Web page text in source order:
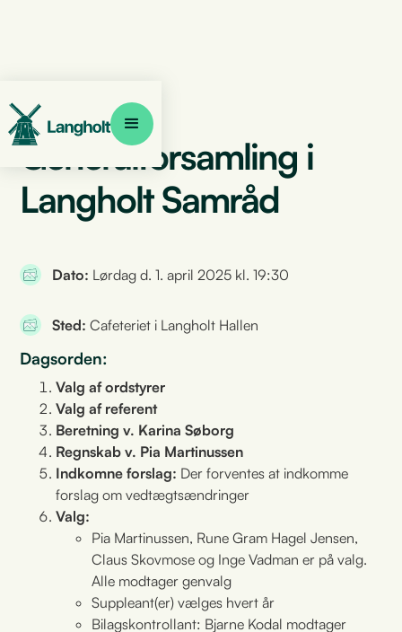
Generalforsamling i
Langholt Samråd
Dato: Lørdag d. 1. april 2025 kl. 19:30
Sted: Cafeteriet i Langholt Hallen
Dagsorden:
Valg af ordstyrer
Valg af referent
Beretning v. Karina Søborg
Regnskab v. Pia Martinussen
Indkomne forslag: Der forventes at indkomme
forslag om vedtægtsændringer
Valg:
Pia Martinussen, Rune Gram Hagel Jensen,
Claus Skovmose og Inge Vadman er på valg.
Alle modtager genvalg
Suppleant(er) vælges hvert år
Bilagskontrollant: Bjarne Kodal modtager